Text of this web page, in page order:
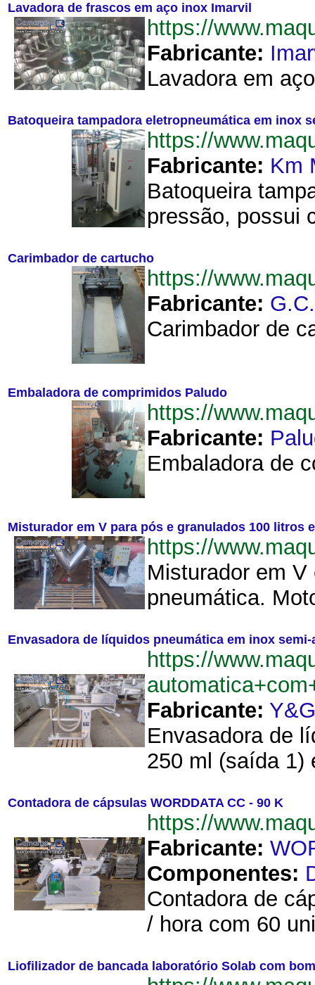
Lavadora de frascos em aço inox Imarvil
https://
Fabricante:
Lavadora em
Batoqueira tampadora eletropneumática em inox
https://
Fabricante: Km
Batoqueira
pressão, possui
Carimbador de cartucho
https://
Fabricante:
Carimbador de
Embaladora de comprimidos Paludo
https://
Fabricante:
Embaladora de
Misturador em V para pós e granulados 100 litros
https://
Misturador em
pneumática.
Envasadora de líquidos pneumática em inox
https://
Fabricante:
Envasadora de
250 ml (saída 1)
Contadora de cápsulas WORDDATA CC - 90 K
https://
Fabricante:
Componentes:
Contadora de
/ hora com 60
Liofilizador de bancada laboratório Solab com